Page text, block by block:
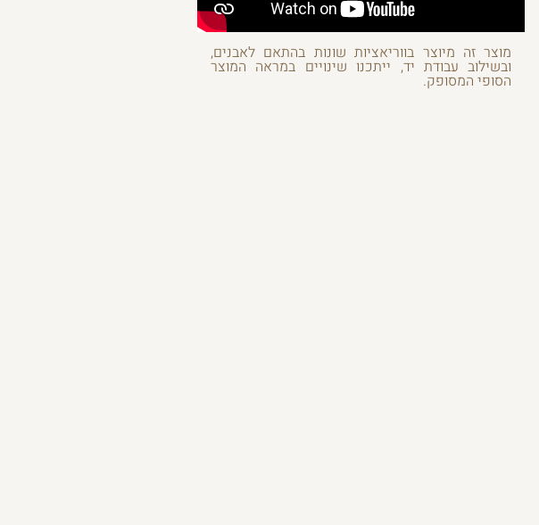
מוצר זה מיוצר בווריאציות שונות בהתאם לאבנים,
ובשילוב עבודת יד, ייתכנו שינויים במראה המוצר
הסופי המסופק.